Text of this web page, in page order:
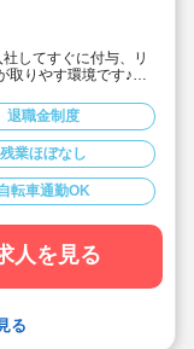
してすぐに付与、リ
取りやす環境です♪
3～4ヶ月と好待遇☆
♪
しと、ワークライフ
ています
♪
囲には緑も多い、
ばす保育、
「子ども主体」の保
退職金制度
残業ほぼなし
転車通勤OK
人を見る
る